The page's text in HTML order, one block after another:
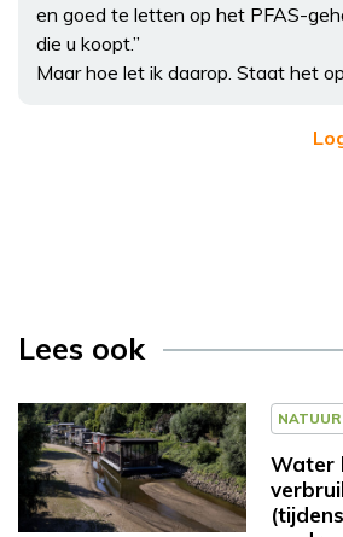
en goed te letten op het PFAS-
die u koopt.”
Maar hoe let ik daarop. Staat het
Lees ook
Water